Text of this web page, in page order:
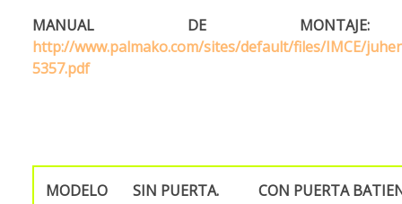
MANUAL DE MONTAJE:
http://www.palmako.com/sites/default/files/IMCE/
5357.pdf
MODELO SIN PUERTA. CON PUERTA